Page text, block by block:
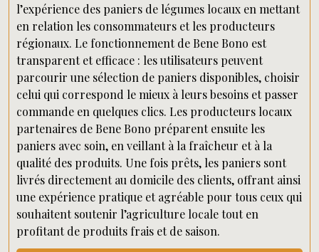
l’expérience des paniers de légumes locaux en mettant
en relation les consommateurs et les producteurs
régionaux. Le fonctionnement de Bene Bono est
transparent et efficace : les utilisateurs peuvent
parcourir une sélection de paniers disponibles, choisir
celui qui correspond le mieux à leurs besoins et passer
commande en quelques clics. Les producteurs locaux
partenaires de Bene Bono préparent ensuite les
paniers avec soin, en veillant à la fraîcheur et à la
qualité des produits. Une fois prêts, les paniers sont
livrés directement au domicile des clients, offrant ainsi
une expérience pratique et agréable pour tous ceux qui
souhaitent soutenir l’agriculture locale tout en
profitant de produits frais et de saison.